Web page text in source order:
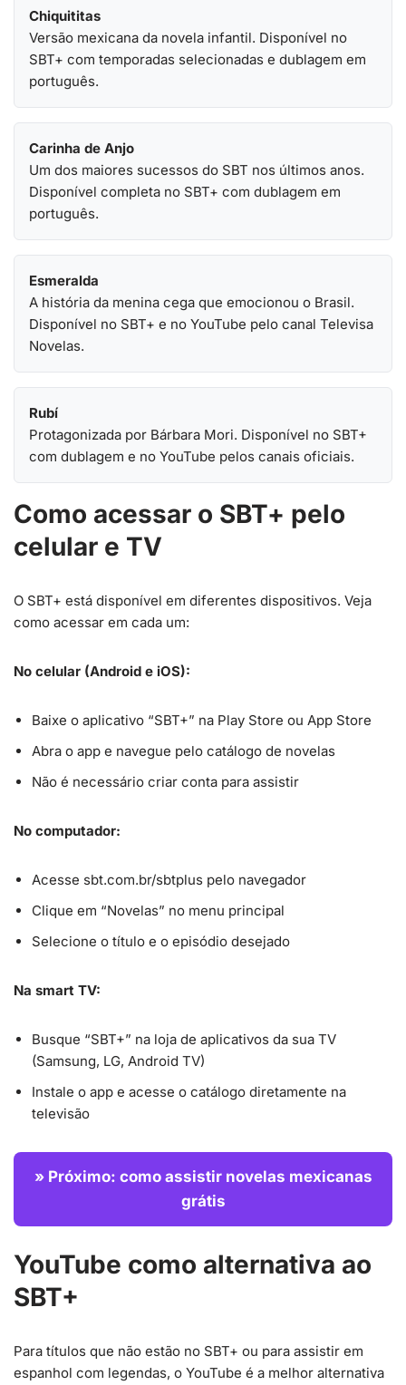
Chiquititas
Versão mexicana da novela infantil. Disponível no
SBT+ com temporadas selecionadas e dublagem em
português.
Carinha de Anjo
Um dos maiores sucessos do SBT nos últimos anos.
Disponível completa no SBT+ com dublagem em
português.
Esmeralda
A história da menina cega que emocionou o Brasil.
Disponível no SBT+ e no YouTube pelo canal Televisa
Novelas.
Rubí
Protagonizada por Bárbara Mori. Disponível no SBT+
com dublagem e no YouTube pelos canais oficiais.
Como acessar o SBT+ pelo
celular e TV
O SBT+ está disponível em diferentes dispositivos. Veja
como acessar em cada um:
No celular (Android e iOS):
Baixe o aplicativo “SBT+” na Play Store ou App Store
Abra o app e navegue pelo catálogo de novelas
Não é necessário criar conta para assistir
No computador:
Acesse sbt.com.br/sbtplus pelo navegador
Clique em “Novelas” no menu principal
Selecione o título e o episódio desejado
Na smart TV:
Busque “SBT+” na loja de aplicativos da sua TV
(Samsung, LG, Android TV)
Instale o app e acesse o catálogo diretamente na
televisão
» Próximo: como assistir novelas mexicanas
grátis
YouTube como alternativa ao
SBT+
Para títulos que não estão no SBT+ ou para assistir em
espanhol com legendas, o YouTube é a melhor alternativa